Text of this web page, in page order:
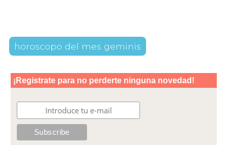
horoscopo del mes geminis